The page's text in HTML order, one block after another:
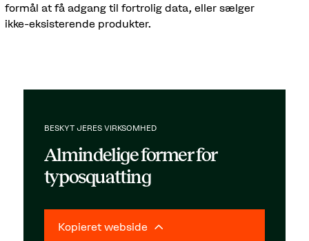
formål at få adgang til fortrolig data, eller sælger
ikke-eksisterende produkter.
BESKYT JERES VIRKSOMHED
Almindelige former for
typosquatting
Kopieret webside